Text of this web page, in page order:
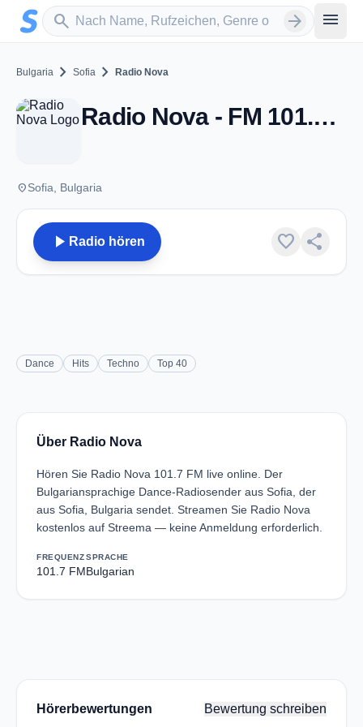
Zum Hauptinhalt springen
search
Sender suchen arrow_forward menu
Bulgaria chevron_right Sofia chevron_right Radio Nova
Radio Nova - FM 101.7 - Sofia
placeSofia, Bulgaria
play_arrow Radio hören favorite share
Dance Hits Techno Top 40
Über Radio Nova
Hören Sie Radio Nova 101.7 FM live online. Der
Bulgariansprachige Dance-Radiosender aus Sofia, der
aus Sofia, Bulgaria sendet. Streamen Sie Radio Nova
kostenlos auf Streema — keine Anmeldung erforderlich.
FREQUENZ
101.7 FM
SPRACHE
Bulgarian
Hörerbewertungen Bewertung schreiben